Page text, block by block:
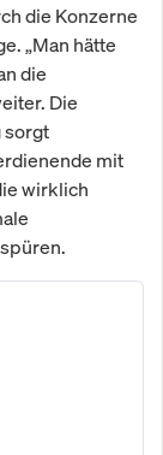
die Konzerne
„Man hätte
die
Die
sorgt
mit
wirklich